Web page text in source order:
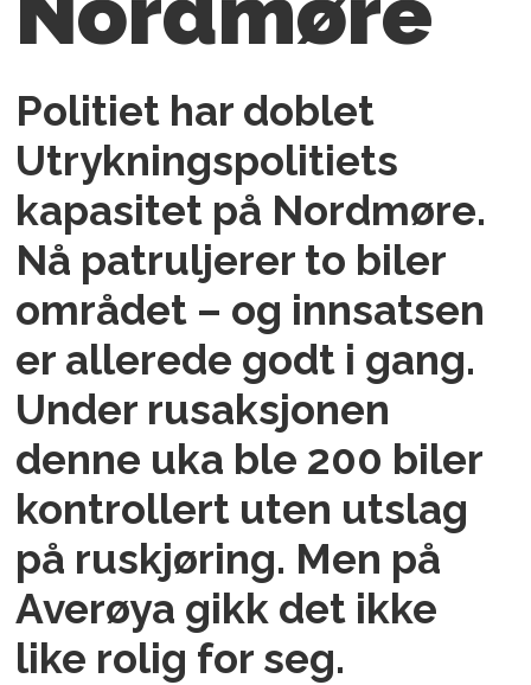
Politiet har doblet
Utrykningspolitiets
kapasitet på Nordmøre.
Nå patruljerer to biler
området – og innsatsen
er allerede godt i gang.
Under rusaksjonen
denne uka ble 200 biler
kontrollert uten utslag
på ruskjøring. Men på
Averøya gikk det ikke
like rolig for seg.